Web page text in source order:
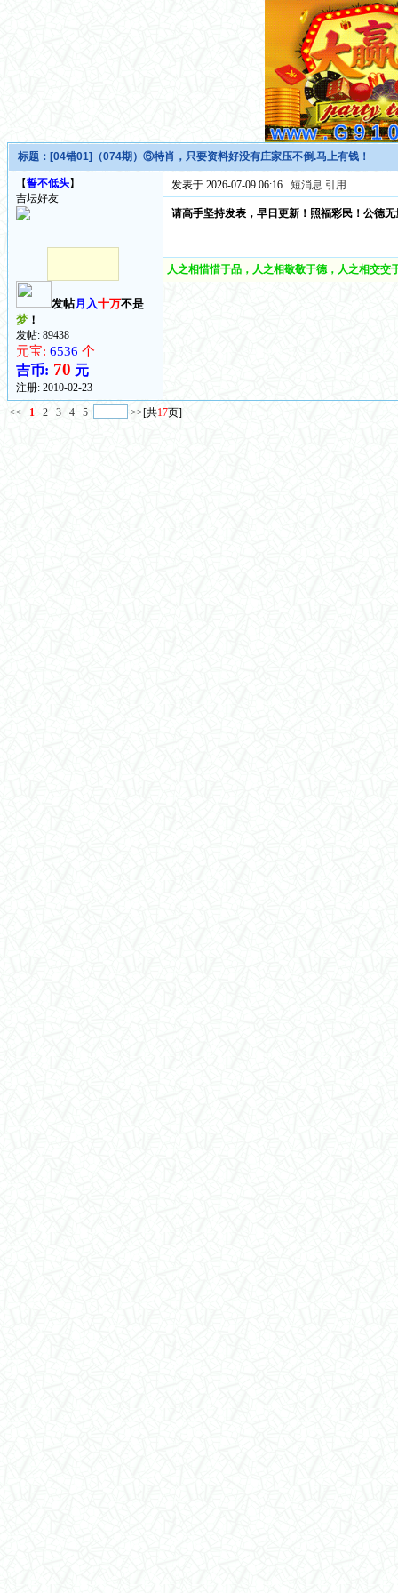
标题： [04错01]（074期）⑥特肖，只要资料好没有庄家压不倒.马上有钱！
【誓不低头】
吉坛好友
发帖月入十万不是
梦！
发帖: 89438
元宝: 6536 个
吉币: 70 元
注册: 2010-02-23
发表于 2026-07-09 06:16 短消息 引用
请高手坚持发表，早日更新！照福彩民！公德
人之相惜惜于品，人之相敬敬于德，人之相交
<< 1 2 3 4 5 >>[共17页]